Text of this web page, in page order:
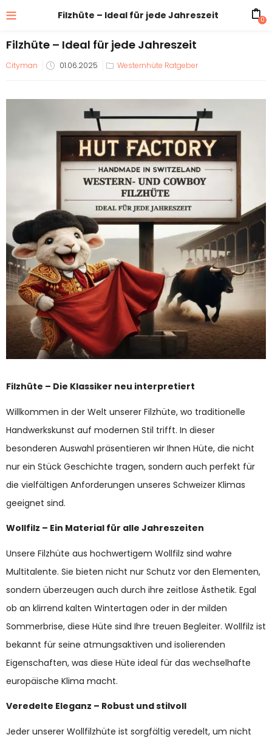
Filzhüte – Ideal für jede Jahreszeit 0
Filzhüte – Ideal für jede Jahreszeit
Cityman
Veröffentlicht
01.06.2025 Westernhüte Ratgeber
Filzhüte – Die Klassiker neu interpretiert
Willkommen in der Welt unserer Filzhüte, wo traditionelle
Handwerkskunst auf modernen Stil trifft. In dieser
besonderen Auswahl präsentieren wir Ihnen Hüte, die nicht
nur ein Stück Geschichte tragen, sondern auch perfekt für
die vielfältigen Anforderungen unseres Schweizer Klimas
geeignet sind.
Wollfilz – Ein Material für alle Jahreszeiten
Unsere Filzhüte aus hochwertigem Wollfilz sind wahre
Multitalente. Sie bieten nicht nur Schutz vor den Elementen,
sondern überzeugen auch durch ihre zeitlose Ästhetik. Egal
ob an klirrend kalten Wintertagen oder in der milden
Sommerbrise, diese Hüte sind Ihre treuen Begleiter. Wollfilz ist
bekannt für seine atmungsaktiven und isolierenden
Eigenschaften, was diese Hüte ideal für das wechselhafte
europäische Klima macht.
Veredelte Eleganz – Robust und stilvoll
Jeder unserer Wollfilzhüte ist sorgfältig veredelt, um nicht